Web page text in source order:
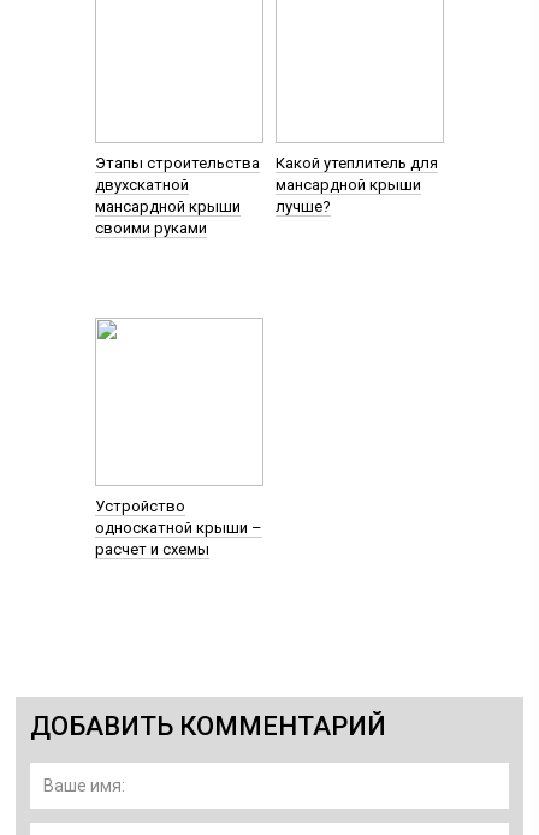
Этапы строительства
двухскатной
мансардной крыши
своими руками
Какой утеплитель для
мансардной крыши
лучше?
Устройство
односкатной крыши –
расчет и схемы
ДОБАВИТЬ КОММЕНТАРИЙ